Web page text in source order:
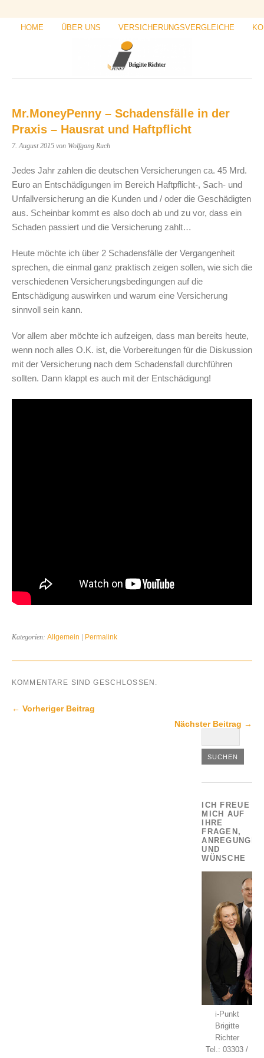
HOME ÜBER UNS VERSICHERUNGSVERGLEICHE
Mr.MoneyPenny – Schadensfälle in der
Praxis – Hausrat und Haftpflicht
7. August 2015 von Wolfgang Ruch
Jedes Jahr zahlen die deutschen Versicherungen ca. 45 Mrd.
Euro an Entschädigungen im Bereich Haftpflicht-, Sach- und
Unfallversicherung an die Kunden und / oder die Geschädigten
aus. Scheinbar kommt es also doch ab und zu vor, dass ein
Schaden passiert und die Versicherung zahlt…
Heute möchte ich über 2 Schadensfälle der Vergangenheit
sprechen, die einmal ganz praktisch zeigen sollen, wie sich die
verschiedenen Versicherungsbedingungen auf die
Entschädigung auswirken und warum eine Versicherung
sinnvoll sein kann.
Vor allem aber möchte ich aufzeigen, dass man bereits heute,
wenn noch alles O.K. ist, die Vorbereitungen für die Diskussion
mit der Versicherung nach dem Schadensfall durchführen
sollten. Dann klappt es auch mit der Entschädigung!
Kategorien: Allgemein | Permalink
KOMMENTARE SIND GESCHLOSSEN.
← Vorheriger Beitrag
Nächster Beitrag →
ICH FREUE
MICH AUF
IHRE
FRAGEN,
ANREGUNGEN
UND
WÜNSCHE
i-Punkt
Brigitte
Richter
Tel.: 03303 /